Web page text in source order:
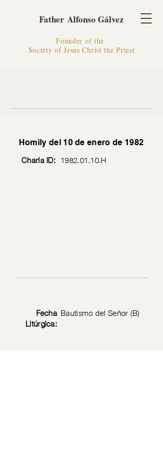
Father Alfonso Gálvez
Founder of the
Society of Jesus Christ the Priest
Homily del 10 de enero de 1982
Charla ID: 1982.01.10.H
Fecha
Litúrgica:
Bautismo del Señor (B)